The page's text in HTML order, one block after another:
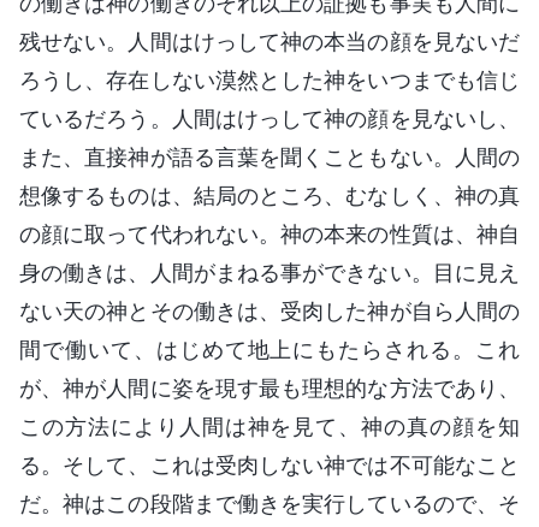
残せない。人間はけっして神の本当の顔を見ないだ
ろうし、存在しない漠然とした神をいつまでも信じ
ているだろう。人間はけっして神の顔を見ないし、
また、直接神が語る言葉を聞くこともない。人間の
想像するものは、結局のところ、むなしく、神の真
の顔に取って代われない。神の本来の性質は、神自
身の働きは、人間がまねる事ができない。目に見え
ない天の神とその働きは、受肉した神が自ら人間の
間で働いて、はじめて地上にもたらされる。これ
が、神が人間に姿を現す最も理想的な方法であり、
この方法により人間は神を見て、神の真の顔を知
る。そして、これは受肉しない神では不可能なこと
だ。神はこの段階まで働きを実行しているので、そ